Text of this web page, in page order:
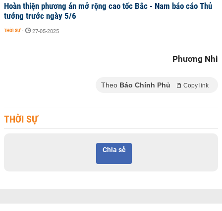
Hoàn thiện phương án mở rộng cao tốc Bắc - Nam báo cáo Thủ
tướng trước ngày 5/6
THỜI SỰ - 27-05-2025
Phương Nhi
Theo Báo Chính Phủ Copy link
THỜI SỰ
Chia sẻ